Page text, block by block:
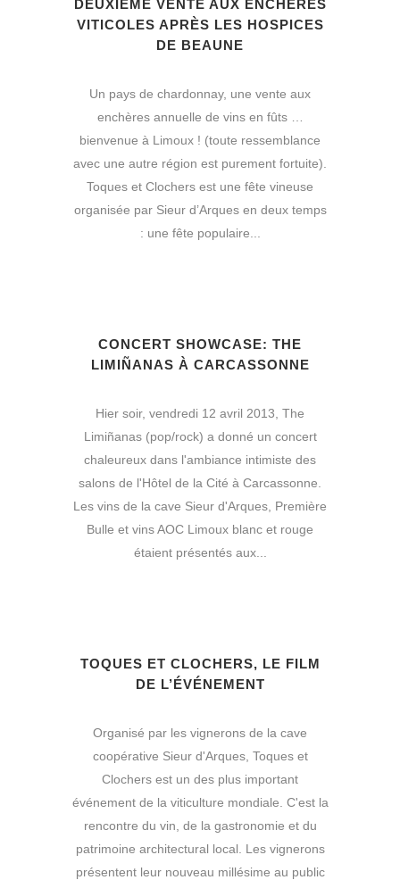
DEUXIÈME VENTE AUX ENCHÈRES
VITICOLES APRÈS LES HOSPICES
DE BEAUNE
Un pays de chardonnay, une vente aux
enchères annuelle de vins en fûts …
bienvenue à Limoux ! (toute ressemblance
avec une autre région est purement fortuite).
Toques et Clochers est une fête vineuse
organisée par Sieur d’Arques en deux temps
: une fête populaire...
CONCERT SHOWCASE: THE
LIMIÑANAS À CARCASSONNE
Hier soir, vendredi 12 avril 2013, The
Limiñanas (pop/rock) a donné un concert
chaleureux dans l'ambiance intimiste des
salons de l'Hôtel de la Cité à Carcassonne.
Les vins de la cave Sieur d'Arques, Première
Bulle et vins AOC Limoux blanc et rouge
étaient présentés aux...
TOQUES ET CLOCHERS, LE FILM
DE L’ÉVÉNEMENT
Organisé par les vignerons de la cave
coopérative Sieur d'Arques, Toques et
Clochers est un des plus important
événement de la viticulture mondiale. C'est la
rencontre du vin, de la gastronomie et du
patrimoine architectural local. Les vignerons
présentent leur nouveau millésime au public